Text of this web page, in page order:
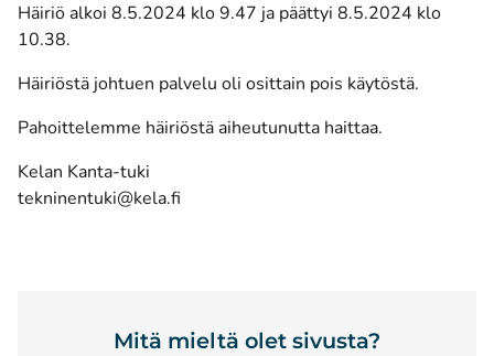
Häiriö alkoi 8.5.2024 klo 9.47 ja päättyi 8.5.2024 klo
10.38.
Häiriöstä johtuen palvelu oli osittain pois käytöstä.
Pahoittelemme häiriöstä aiheutunutta haittaa.
Kelan Kanta-tuki
tekninentuki@kela.fi
Mitä mieltä olet sivusta?